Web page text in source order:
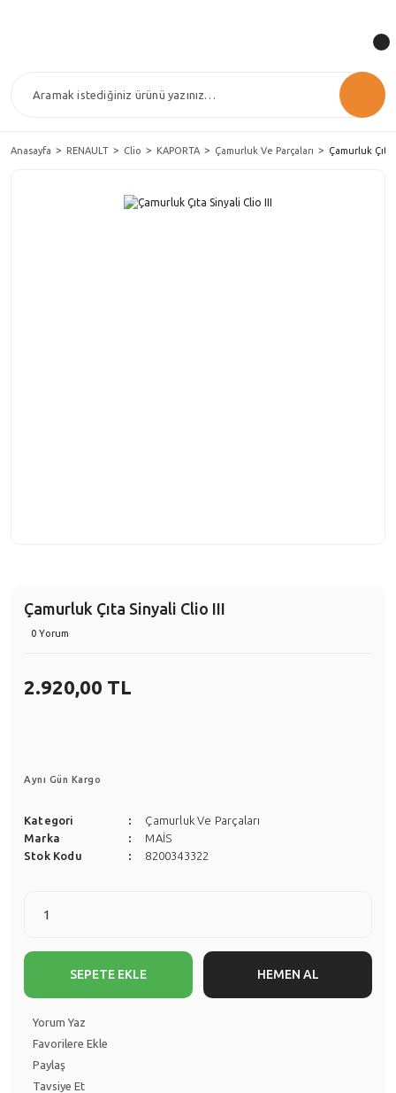
Anasayfa RENAULT Clio KAPORTA Çamurluk Ve Parçaları Çamurluk
Çamurluk Çıta Sinyali Clio III
0 Yorum
2.920,00 TL
Aynı Gün Kargo
Kategori
Çamurluk Ve Parçaları
Marka
MAİS
Stok Kodu
8200343322
SEPETE EKLE HEMEN AL
Yorum Yaz
Paylaş
Tavsiye Et